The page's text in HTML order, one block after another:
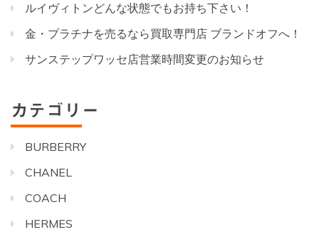
ルイヴィトンどんな状態でもお持ち下さい！
金・プラチナを売るなら買取専門店 ブランドオフへ！
サンステップワッセ店営業時間変更のお知らせ
カテゴリー
BURBERRY
CHANEL
COACH
HERMES